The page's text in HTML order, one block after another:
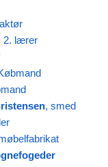
2. lærer
, smed